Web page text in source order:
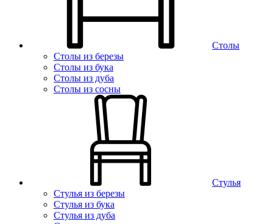
Столы
Столы из березы
Столы из бука
Столы из дуба
Столы из сосны
Стулья
Стулья из березы
Стулья из бука
Стулья из дуба